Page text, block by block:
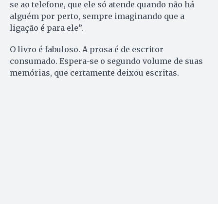
se ao telefone, que ele só atende quando não há
alguém por perto, sempre imaginando que a
ligação é para ele”.
O livro é fabuloso. A prosa é de escritor
consumado. Espera-se o segundo volume de suas
memórias, que certamente deixou escritas.